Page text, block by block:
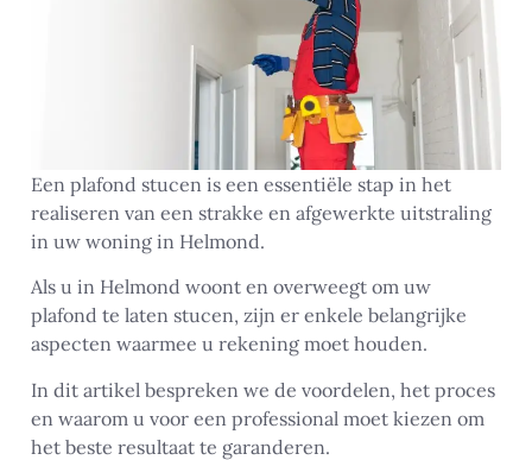
Een plafond stucen is een essentiële stap in het
realiseren van een strakke en afgewerkte uitstraling
in uw woning in Helmond.
Als u in Helmond woont en overweegt om uw
plafond te laten stucen, zijn er enkele belangrijke
aspecten waarmee u rekening moet houden.
In dit artikel bespreken we de voordelen, het proces
en waarom u voor een professional moet kiezen om
het beste resultaat te garanderen.